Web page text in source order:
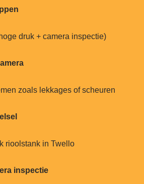
druk + camera inspectie)
zoals lekkages of scheuren
rioolstank in Twello
inspectie